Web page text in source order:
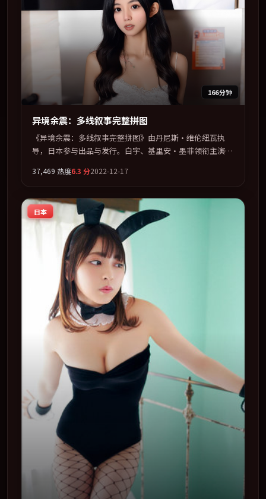
166分钟
异境余震：多线叙事完整拼图
《异境余震：多线叙事完整拼图》由丹尼斯·维伦纽瓦执
导，日本参与出品与发行。白宇、基里安·墨菲领衔主演，
对命运与选择的漫长追问。全片以「战争」类型为骨架，在
线及主流平台同步亮相，2022 年度话题片中口碑稳健，适
合喜欢强情节与人物弧光的观众完整观看。
37,469 热度6.3 分2022-12-17
日本